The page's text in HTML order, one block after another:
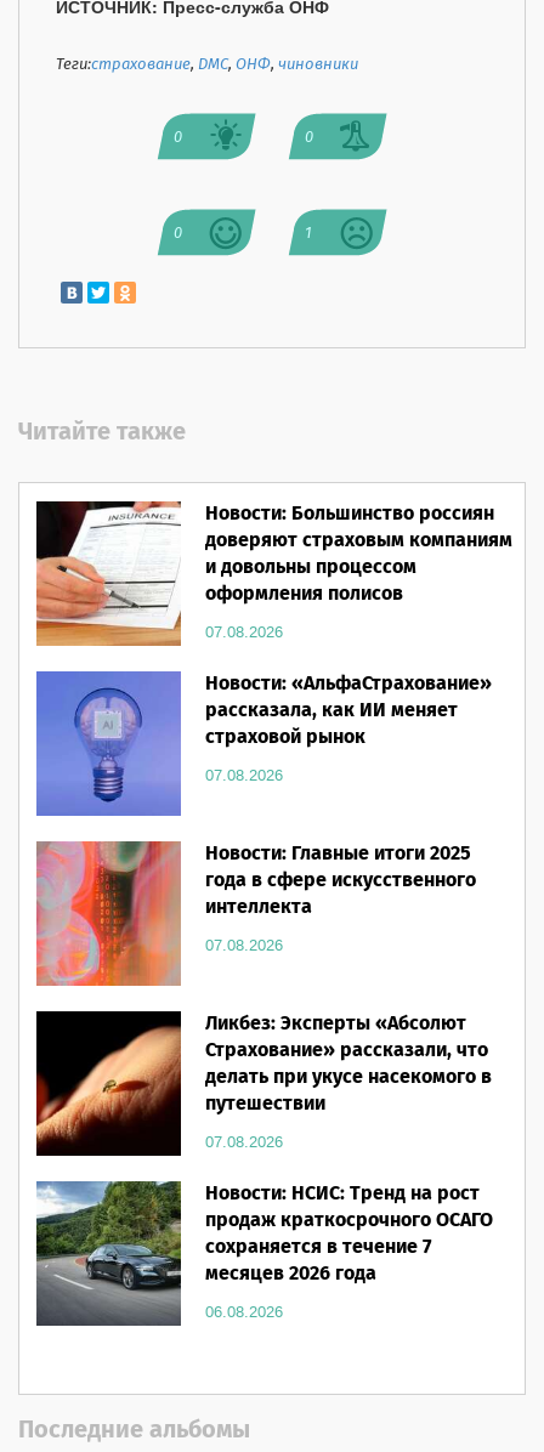
ИСТОЧНИК: Пресс-служба ОНФ
Теги:страхование, ДМС,ОНФ,чиновники
0 0
0 1
Читайте также
Новости: Большинство россиян
доверяют страховым компаниям
и довольны процессом
оформления полисов
07.08.2026
Новости: «АльфаСтрахование»
рассказала, как ИИ меняет
страховой рынок
07.08.2026
Новости: Главные итоги 2025
года в сфере искусственного
интеллекта
07.08.2026
Ликбез: Эксперты «Абсолют
Страхование» рассказали, что
делать при укусе насекомого в
путешествии
07.08.2026
Новости: НСИС: Тренд на рост
продаж краткосрочного ОСАГО
сохраняется в течение 7
месяцев 2026 года
06.08.2026
Последние альбомы